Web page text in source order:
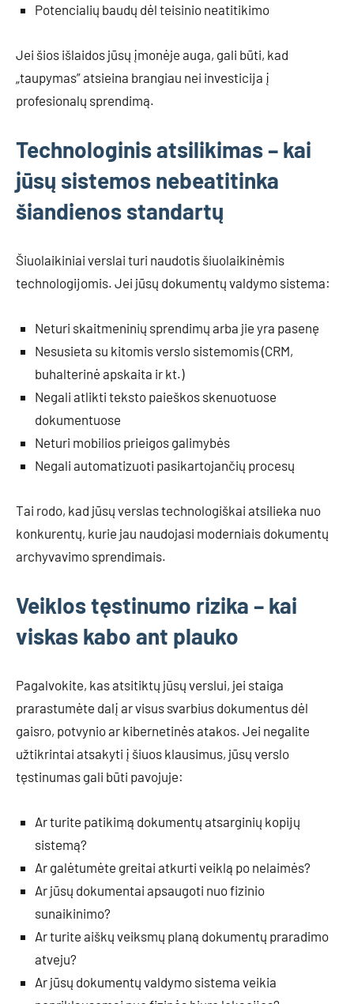
Potencialių baudų dėl teisinio neatitikimo
Jei šios išlaidos jūsų įmonėje auga, gali būti, kad
„taupymas” atsieina brangiau nei investicija į
profesionalų sprendimą.
Technologinis atsilikimas – kai
jūsų sistemos nebeatitinka
šiandienos standartų
Šiuolaikiniai verslai turi naudotis šiuolaikinėmis
technologijomis. Jei jūsų dokumentų valdymo sistema:
Neturi skaitmeninių sprendimų arba jie yra pasenę
Nesusieta su kitomis verslo sistemomis (CRM,
buhalterinė apskaita ir kt.)
Negali atlikti teksto paieškos skenuotuose
dokumentuose
Neturi mobilios prieigos galimybės
Negali automatizuoti pasikartojančių procesų
Tai rodo, kad jūsų verslas technologiškai atsilieka nuo
konkurentų, kurie jau naudojasi moderniais dokumentų
archyvavimo sprendimais.
Veiklos tęstinumo rizika – kai
viskas kabo ant plauko
Pagalvokite, kas atsitiktų jūsų verslui, jei staiga
prarastumėte dalį ar visus svarbius dokumentus dėl
gaisro, potvynio ar kibernetinės atakos. Jei negalite
užtikrintai atsakyti į šiuos klausimus, jūsų verslo
tęstinumas gali būti pavojuje:
Ar turite patikimą dokumentų atsarginių kopijų
sistemą?
Ar galėtumėte greitai atkurti veiklą po nelaimės?
Ar jūsų dokumentai apsaugoti nuo fizinio
sunaikinimo?
Ar turite aiškų veiksmų planą dokumentų praradimo
atveju?
Ar jūsų dokumentų valdymo sistema veikia